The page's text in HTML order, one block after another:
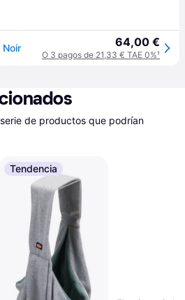
Noir 64,00 €
O 3 pagos de 21,33 € TAE 0%¹
de productos que podrían
Tendencia